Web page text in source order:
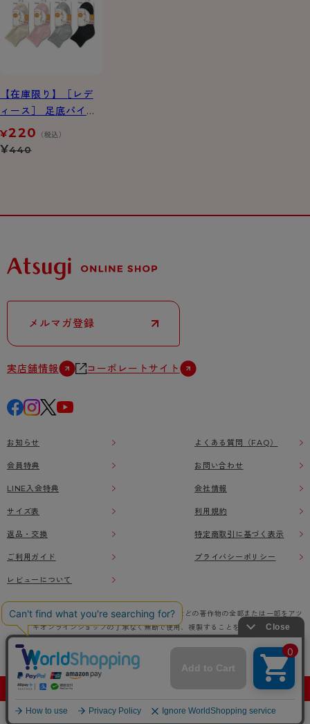
【在庫限り】［レデ
ィース］ 足底パイル
クチゴム超ゆったり
ソックス
¥220 （税込）
¥440
メルマガ登録
実店舗情報 コーポレートサイト
お知らせ
会員特典
LINE入会特典
サイズ表
返品・交換
ご利用ガイド
レビューについて
よくある質問（FAQ）
お問い合わせ
会社情報
利用規約
特定商取引に基づく表示
プライバシーポリシー
本ウェブサイト上に掲載されている画像、イラストなどの著作物の全部または一部をアツ
ギオンラインショップの了承なく無断で使用、複製することを禁じます。
© Atsugi Co.,Ltd All RIGHTS RESERVED.